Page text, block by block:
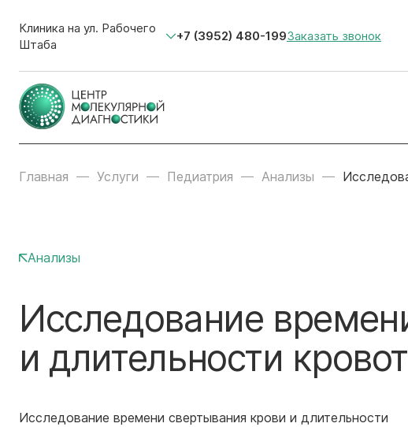
Клиника на ул. Рабочего
Штаба
+7 (3952) 480-199Заказать звонок
Главная Услуги Педиатрия Анализы
Анализы
Исследование
и длительности
Исследование времени свертывания крови и длительности